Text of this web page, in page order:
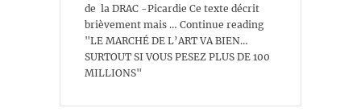
de la DRAC -Picardie Ce texte décrit
brièvement mais … Continue reading
"LE MARCHÉ DE L’ART VA BIEN…
SURTOUT SI VOUS PESEZ PLUS DE 100
MILLIONS"